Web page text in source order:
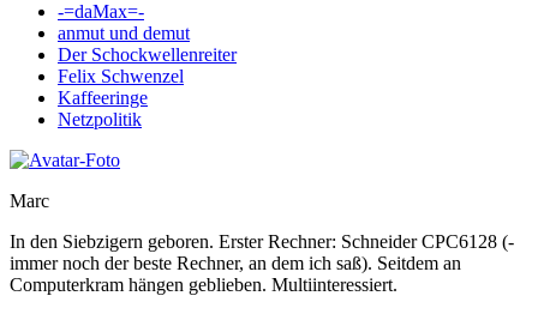
-=daMax=-
anmut und demut
Der Schockwellenreiter
Felix Schwenzel
Kaffeeringe
Netzpolitik
Marc
In den Siebzigern geboren. Erster Rechner: Schneider CPC6128 (-
immer noch der beste Rechner, an dem ich saß). Seitdem an
Computerkram hängen geblieben. Multiinteressiert.